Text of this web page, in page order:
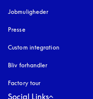
Jobmuligheder
Presse
Custom integration
Bliv forhandler
Factory tour
Social Links